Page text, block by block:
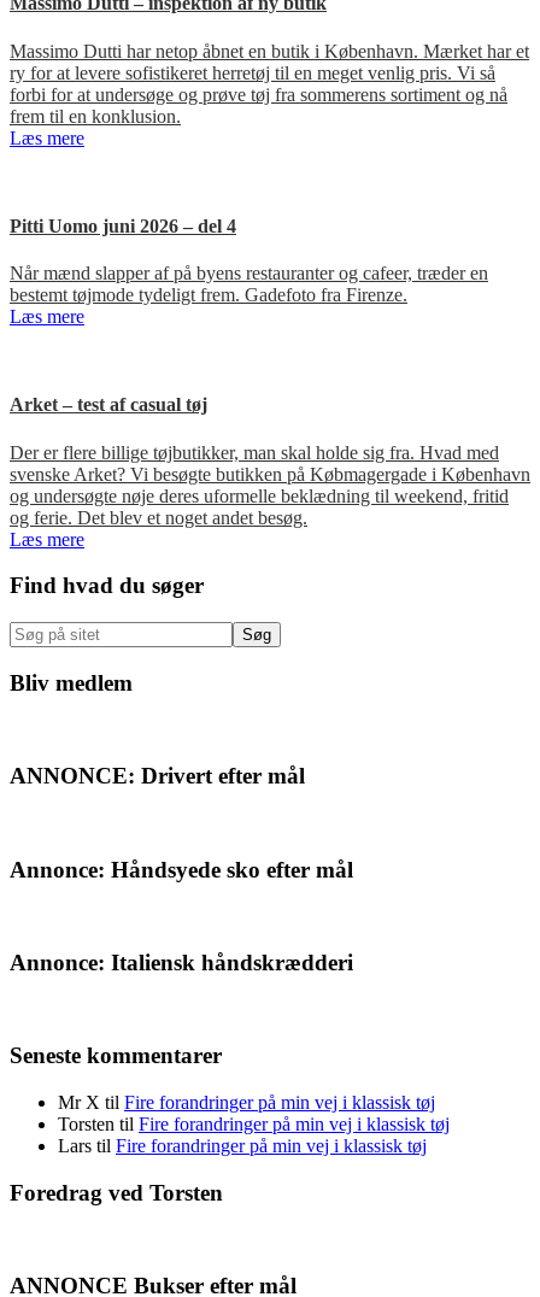
Massimo Dutti har netop åbnet en butik i København. Mærket har et
ry for at levere sofistikeret herretøj til en meget venlig pris. Vi så
forbi for at undersøge og prøve tøj fra sommerens sortiment og nå
frem til en konklusion.
Læs mere
Pitti Uomo juni 2026 – del 4
Når mænd slapper af på byens restauranter og cafeer, træder en
bestemt tøjmode tydeligt frem. Gadefoto fra Firenze.
Læs mere
Arket – test af casual tøj
Der er flere billige tøjbutikker, man skal holde sig fra. Hvad med
svenske Arket? Vi besøgte butikken på Købmagergade i København
og undersøgte nøje deres uformelle beklædning til weekend, fritid
og ferie. Det blev et noget andet besøg.
Læs mere
Primær
Sidebar
Find hvad du søger
Søg
på
sitet
Bliv medlem
ANNONCE: Drivert efter mål
Annonce: Håndsyede sko efter mål
Annonce: Italiensk håndskrædderi
Seneste kommentarer
Mr X til Fire forandringer på min vej i klassisk tøj
Torsten til Fire forandringer på min vej i klassisk tøj
Lars til Fire forandringer på min vej i klassisk tøj
Foredrag ved Torsten
ANNONCE Bukser efter mål